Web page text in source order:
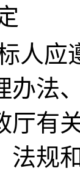
人应
法、
厅有
法规